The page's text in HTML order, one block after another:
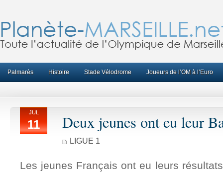
Palmarès Histoire Stade Vélodrome Joueurs de l’OM à l’Euro
JUL
11 Deux jeunes ont eu leur
LIGUE 1
Les jeunes Français ont eu leurs